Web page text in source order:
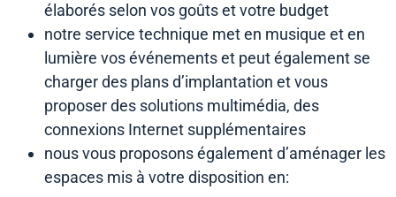
élaborés selon vos goûts et votre budget
notre service technique met en musique et en
lumière vos événements et peut également se
charger des plans d’implantation et vous
proposer des solutions multimédia, des
connexions Internet supplémentaires
nous vous proposons également d’aménager les
espaces mis à votre disposition en: